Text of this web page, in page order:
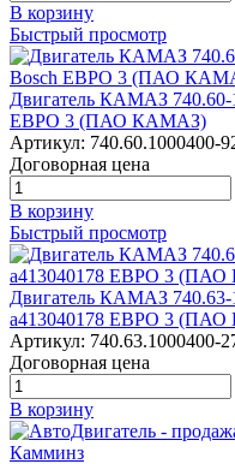
В корзину
Быстрый просмотр
Двигатель КАМАЗ 740.60-
ЕВРО 3 (ПАО КАМАЗ)
Артикул: 740.60.1000400-
Договорная цена
В корзину
Быстрый просмотр
Двигатель КАМАЗ
а413040178 ЕВРО 3
Артикул: 740.63.1000400-
Договорная цена
В корзину